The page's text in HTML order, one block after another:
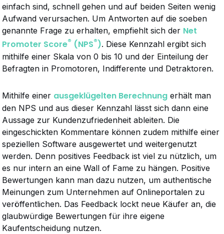
einfach sind, schnell gehen und auf beiden Seiten wenig
Aufwand verursachen. Um Antworten auf die soeben
genannte Frage zu erhalten, empfiehlt sich der Net
Promoter Score® (NPS®). Diese Kennzahl ergibt sich
mithilfe einer Skala von 0 bis 10 und der Einteilung der
Befragten in Promotoren, Indifferente und Detraktoren.
Mithilfe einer ausgeklügelten Berechnungerhält man
den NPS und aus dieser Kennzahl lässt sich dann eine
Aussage zur Kundenzufriedenheit ableiten. Die
eingeschickten Kommentare können zudem mithilfe einer
speziellen Software ausgewertet und weitergenutzt
werden. Denn positives Feedback ist viel zu nützlich, um
es nur intern an eine Wall of Fame zu hängen. Positive
Bewertungen kann man dazu nutzen, um authentische
Meinungen zum Unternehmen auf Onlineportalen zu
veröffentlichen. Das Feedback lockt neue Käufer an, die
glaubwürdige Bewertungen für ihre eigene
Kaufentscheidung nutzen.